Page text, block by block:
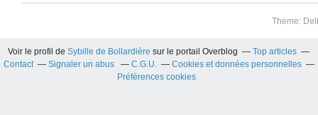
Theme:
Voir le profil deSybille de Bollardière sur le portail Overblog
Top articles
Contact
Signaler un abus C.G.U.
Cookies et données personnelles
Préférences cookies